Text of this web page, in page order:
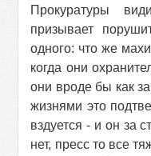
Прокуратуры
призывает
одного: что же
когда они
они вроде бы как
жизнями это
вздуется - и он за
нет, пресс то все